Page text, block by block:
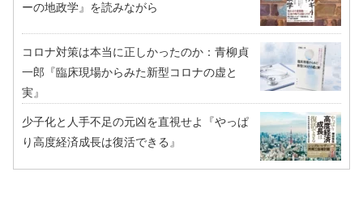
ーの地政学』を読みながら
コロナ対策は本当に正しかったのか：青柳貞
一郎『臨床現場からみた新型コロナの虚と
実』
少子化と人手不足の元凶を直視せよ『やっぱ
り高度経済成長は復活できる』